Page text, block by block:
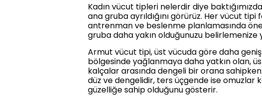
Kadın vücut tipleri nelerdir diye
ana gruba ayrıldığını görürüz. Her vücut
antrenman ve beslenme planlamasında
gruba daha yakın olduğunuzu belirlemenize
Armut vücut tipi, üst vücuda göre daha
bölgesinde yağlanmaya daha yatkın olan,
kalçalar arasında dengeli bir orana
düz ve dengelidir, ters üçgende ise omuzlar
güzelliğe sahip olduğunu gösterir.